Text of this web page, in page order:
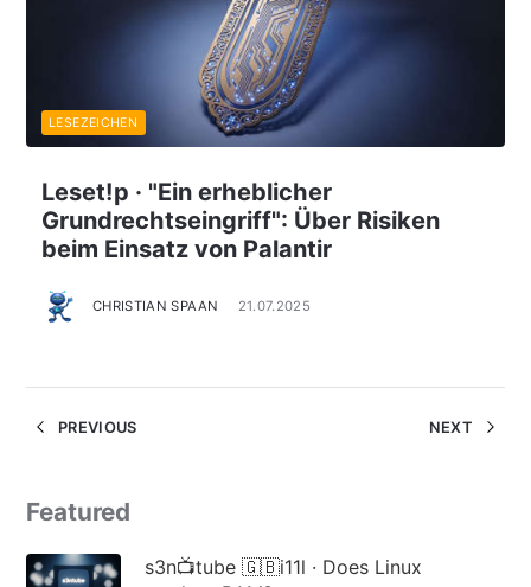
Leset!p · "Ein erheblicher
Grundrechtseingriff": Über Risiken
beim Einsatz von Palantir
CHRISTIAN SPAAN 21.07.2025
LESEZEICHEN
PREVIOUS NEXT
Featured
s3n📺tube 🇬🇧i11l · Does Linux